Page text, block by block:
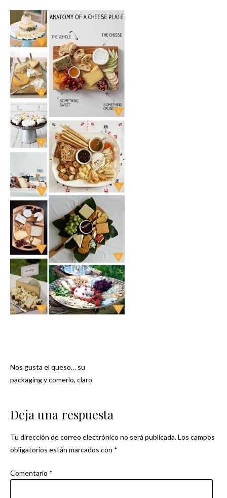
Navegación
Nos gusta el queso… su
packaging y comerlo, claro
Deja una respuesta
Tu dirección de correo electrónico no será publicada.Los campos
obligatorios están marcados con *
Comentario *